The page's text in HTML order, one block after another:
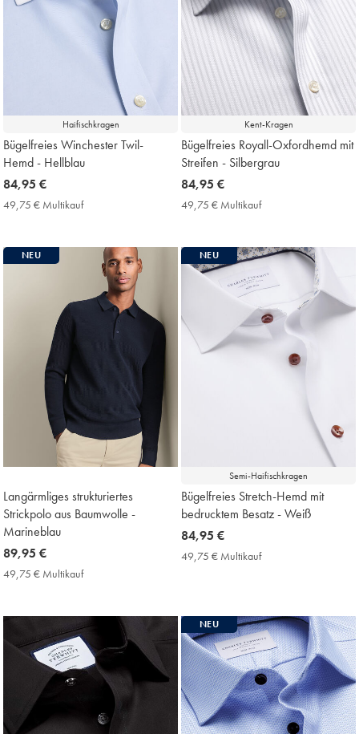
Haifischkragen
Bügelfreies Winchester Twil-
Hemd - Hellblau
now
84,95
84,95 €
49,75 € Multikauf49,75
Price
Kent-Kragen
Bügelfreies Royall-Oxfordhemd mit
Streifen - Silbergrau
now
84,95
84,95 €
49,75 € Multikauf49,75
Price
NEU
Langärmliges strukturiertes
Strickpolo aus Baumwolle -
Marineblau
now
89,95
89,95 €
49,75 € Multikauf49,75
Price
Semi-Haifischkragen
NEU
Bügelfreies Stretch-Hemd mit
bedrucktem Besatz - Weiß
now
84,95
84,95 €
49,75 € Multikauf49,75
NEU